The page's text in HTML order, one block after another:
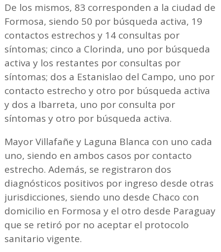
De los mismos, 83 corresponden a la ciudad de
Formosa, siendo 50 por búsqueda activa, 19
contactos estrechos y 14 consultas por
síntomas; cinco a Clorinda, uno por búsqueda
activa y los restantes por consultas por
síntomas; dos a Estanislao del Campo, uno por
contacto estrecho y otro por búsqueda activa
y dos a Ibarreta, uno por consulta por
síntomas y otro por búsqueda activa.
Mayor Villafañe y Laguna Blanca con uno cada
uno, siendo en ambos casos por contacto
estrecho. Además, se registraron dos
diagnósticos positivos por ingreso desde otras
jurisdicciones, siendo uno desde Chaco con
domicilio en Formosa y el otro desde Paraguay
que se retiró por no aceptar el protocolo
sanitario vigente.